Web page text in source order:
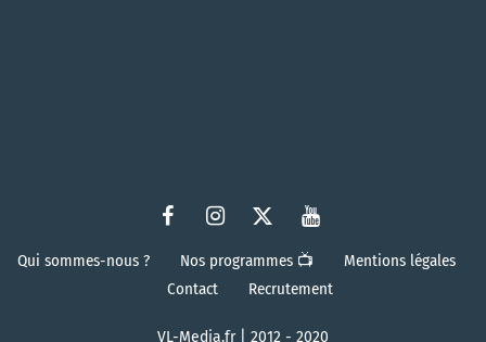
Qui sommes-nous ? Nos programmes 📺
Mentions légales
Contact
Recrutement
VL-Media.fr | 2012 - 2020